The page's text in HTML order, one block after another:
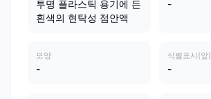
투명 플라스틱 용기에 든
흰색의 현탁성 점안액
-
모양
-
식별표시(앞)
-